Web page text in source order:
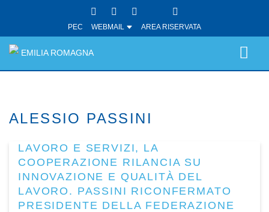
PEC WEBMAIL AREA RISERVATA
EMILIA ROMAGNA
ALESSIO PASSINI
LAVORO E SERVIZI, LA
COOPERAZIONE RILANCIA SU
INNOVAZIONE E QUALITÀ DEL
LAVORO. PASSINI RICONFERMATO
PRESIDENTE DELLA FEDERAZIONE